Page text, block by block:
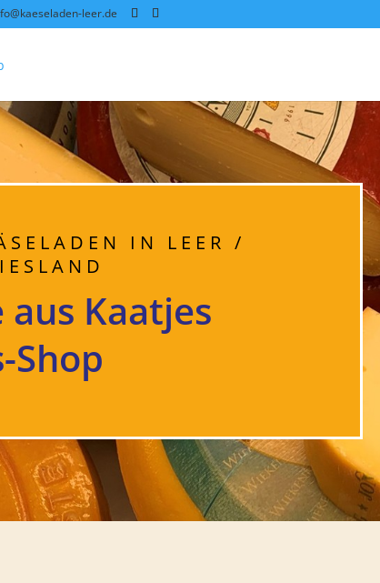
leer.de
IN LEER /
aus Kaatjes
Shop